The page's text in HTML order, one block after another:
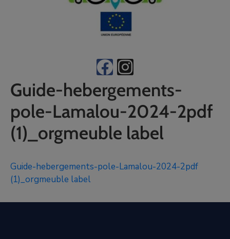
Guide-hebergements-
pole-Lamalou-2024-2pdf
(1)_orgmeuble label
Guide-hebergements-pole-Lamalou-2024-2pdf
(1)_orgmeuble label